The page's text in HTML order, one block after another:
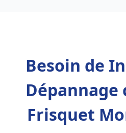
Besoin de
Dépannage
Frisquet